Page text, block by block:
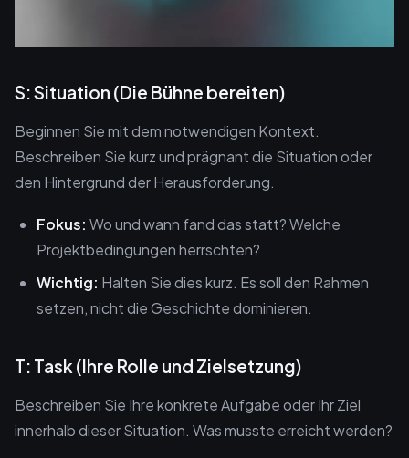
S: Situation (Die Bühne bereiten)
Beginnen Sie mit dem notwendigen Kontext.
Beschreiben Sie kurz und prägnant die Situation oder
den Hintergrund der Herausforderung.
Fokus: Wo und wann fand das statt? Welche
Projektbedingungen herrschten?
Wichtig: Halten Sie dies kurz. Es soll den Rahmen
setzen, nicht die Geschichte dominieren.
T: Task (Ihre Rolle und Zielsetzung)
Beschreiben Sie Ihre konkrete Aufgabe oder Ihr Ziel
innerhalb dieser Situation. Was musste erreicht werden?